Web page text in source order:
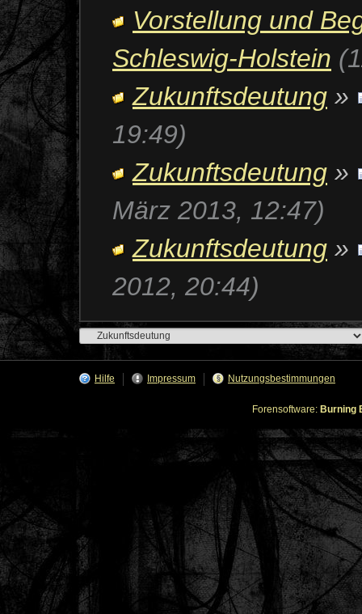
Vorstellung und
Schleswig-Holstein
Zukunftsdeutung »
19:49)
Zukunftsdeutung »
März 2013, 12:47)
Zukunftsdeutung »
2012, 20:44)
Hilfe Impressum Nutzungsbestimmungen
Forensoftware: Burning